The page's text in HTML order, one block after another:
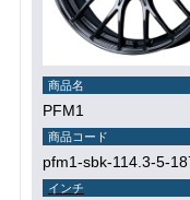
商品名
PFM1
商品コード
pfm1-sbk-114.3-5-
インチ